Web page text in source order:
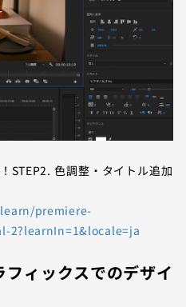
STEP2. 色調整・タイトル追加
premiere-
2?learnIn=1&locale=ja
ィックスでのデザイ